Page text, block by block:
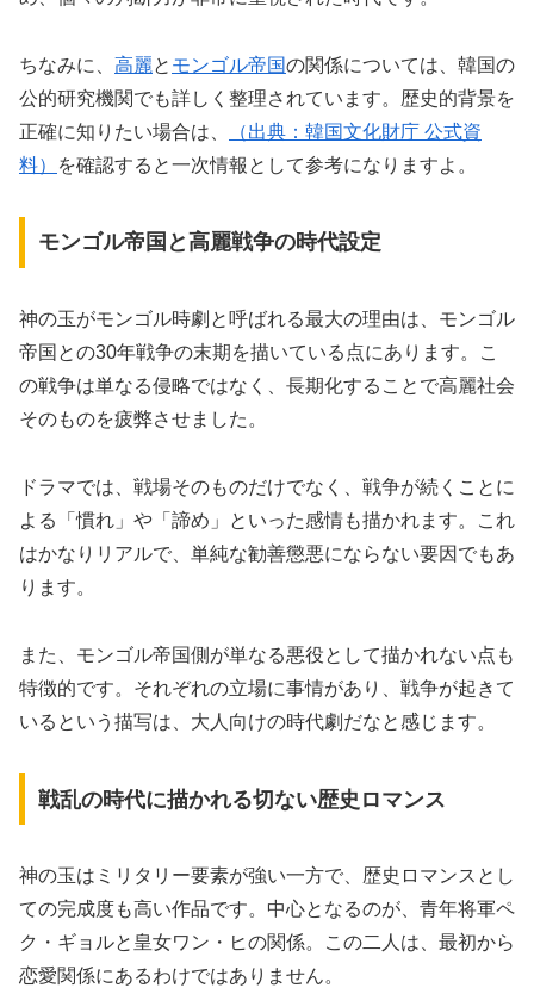
ちなみに、 高麗と モンゴル帝国の関係については、韓国の
公的研究機関でも詳しく整理されています。歴史的背景を
正確に知りたい場合は、
（出典：韓国文化財庁 公式資
料）
を確認すると一次情報として参考になりますよ。
モンゴル帝国と高麗戦争の時代設定
神の玉がモンゴル時劇と呼ばれる最大の理由は、モンゴル
帝国との30年戦争の末期を描いている点にあります。こ
の戦争は単なる侵略ではなく、長期化することで高麗社会
そのものを疲弊させました。
ドラマでは、戦場そのものだけでなく、戦争が続くことに
よる「慣れ」や「諦め」といった感情も描かれます。これ
はかなりリアルで、単純な勧善懲悪にならない要因でもあ
ります。
また、モンゴル帝国側が単なる悪役として描かれない点も
特徴的です。それぞれの立場に事情があり、戦争が起きて
いるという描写は、大人向けの時代劇だなと感じます。
戦乱の時代に描かれる切ない歴史ロマンス
神の玉はミリタリー要素が強い一方で、歴史ロマンスとし
ての完成度も高い作品です。中心となるのが、青年将軍ペ
ク・ギョルと皇女ワン・ヒの関係。この二人は、最初から
恋愛関係にあるわけではありません。